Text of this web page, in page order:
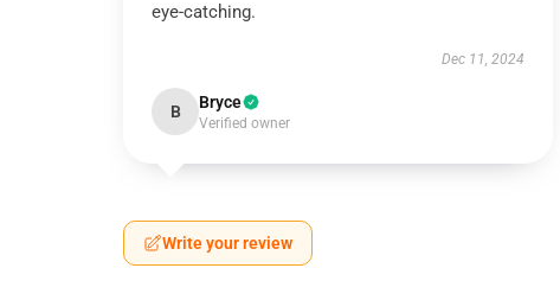
eye-catching.
Dec 11, 2024
B Bryce
Verified owner
Write your review